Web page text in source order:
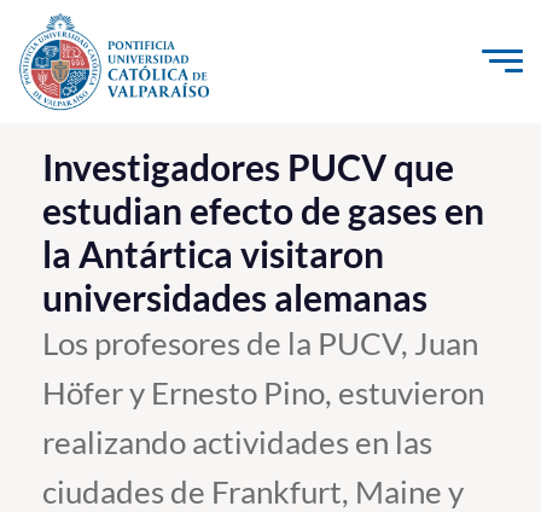
Click acá para ir directamente al contenido
La Universidad
Investigación, Creación e Innovación
PUCV Internacional
Vinculación con el Medio
Admisión
Pregrado
Postgrado
Investigadores PUCV que
estudian efecto de gases en
la Antártica visitaron
universidades alemanas
Los profesores de la PUCV, Juan
Höfer y Ernesto Pino, estuvieron
realizando actividades en las
ciudades de Frankfurt, Maine y